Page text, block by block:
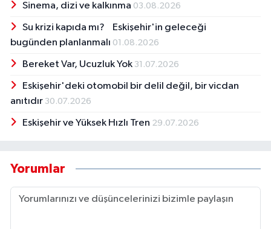
Sinema, dizi ve kalkınma 03.08.2026
Su krizi kapıda mı? Eskişehir'in geleceği
bugünden planlanmalı 01.08.2026
Bereket Var, Ucuzluk Yok 31.07.2026
Eskişehir'deki otomobil bir delil değil, bir vicdan
anıtıdır 30.07.2026
Eskişehir ve Yüksek Hızlı Tren 29.07.2026
Yorumlar